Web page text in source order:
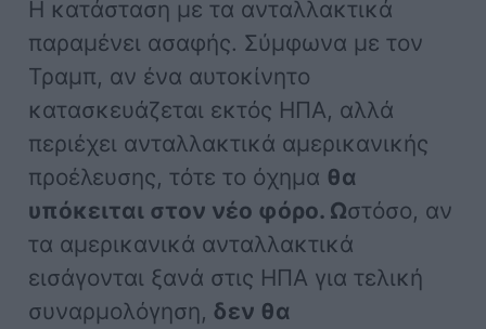
Η κατάσταση με τα ανταλλακτικά
παραμένει ασαφής. Σύμφωνα με τον
Τραμπ, αν ένα αυτοκίνητο
κατασκευάζεται εκτός ΗΠΑ, αλλά
περιέχει ανταλλακτικά αμερικανικής
προέλευσης, τότε το όχημα θα
υπόκειται στον νέο φόρο. Ωστόσο, αν
τα αμερικανικά ανταλλακτικά
εισάγονται ξανά στις ΗΠΑ για τελική
συναρμολόγηση, δεν θα